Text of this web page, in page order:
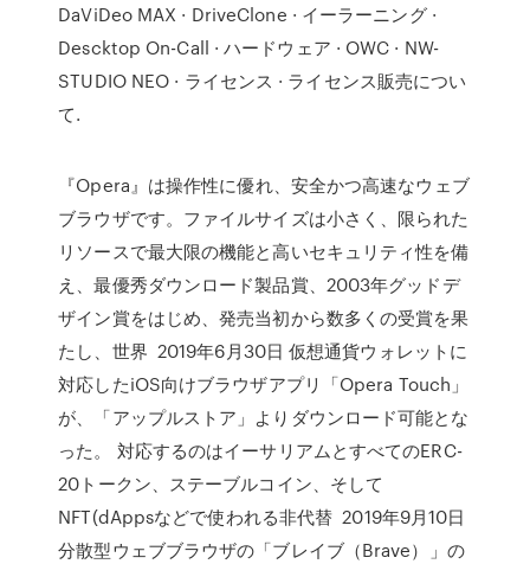
DaViDeo MAX · DriveClone · イーラーニング ·
Descktop On-Call · ハードウェア · OWC · NW-
STUDIO NEO · ライセンス · ライセンス販売につい
て.
『Opera』は操作性に優れ、安全かつ高速なウェブ
ブラウザです。ファイルサイズは小さく、限られた
リソースで最大限の機能と高いセキュリティ性を備
え、最優秀ダウンロード製品賞、2003年グッドデ
ザイン賞をはじめ、発売当初から数多くの受賞を果
たし、世界 2019年6月30日 仮想通貨ウォレットに
対応したiOS向けブラウザアプリ「Opera Touch」
が、「アップルストア」よりダウンロード可能とな
った。 対応するのはイーサリアムとすべてのERC-
20トークン、ステーブルコイン、そして
NFT(dAppsなどで使われる非代替 2019年9月10日
分散型ウェブブラウザの「ブレイブ（Brave）」の